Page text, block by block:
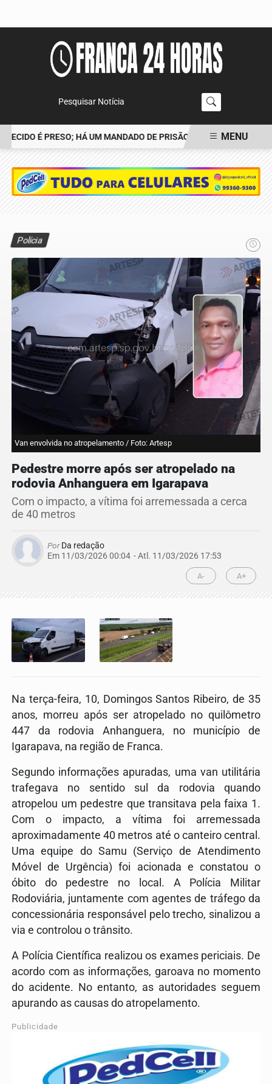
Pesquisar Notícia
É PRESO; HÁ UM MANDADO DE PRISÃO CONTRA TIAGO
MENU
Polícia
Van envolvida no atropelamento / Foto: Artesp
Pedestre morre após ser atropelado na
rodovia Anhanguera em Igarapava
Com o impacto, a vítima foi arremessada a cerca
de 40 metros
PorDa redação
Em 11/03/2026 00:04 - Atl. 11/03/2026 17:53
A- A+
Na terça-feira, 10, Domingos Santos Ribeiro, de 35
anos, morreu após ser atropelado no quilômetro
447 da rodovia Anhanguera, no município de
Igarapava, na região de Franca.
Segundo informações apuradas, uma van utilitária
trafegava no sentido sul da rodovia quando
atropelou um pedestre que transitava pela faixa 1.
Com o impacto, a vítima foi arremessada
aproximadamente 40 metros até o canteiro central.
Uma equipe do Samu (Serviço de Atendimento
Móvel de Urgência) foi acionada e constatou o
óbito do pedestre no local. A
Polícia Militar
Rodoviária, juntamente com agentes de tráfego da
concessionária responsável pelo trecho, sinalizou a
via e controlou o trânsito.
A Polícia Científica realizou os exames periciais. De
acordo com as informações, garoava no momento
do acidente. No entanto, as autoridades seguem
apurando as causas do atropelamento.
Publicidade